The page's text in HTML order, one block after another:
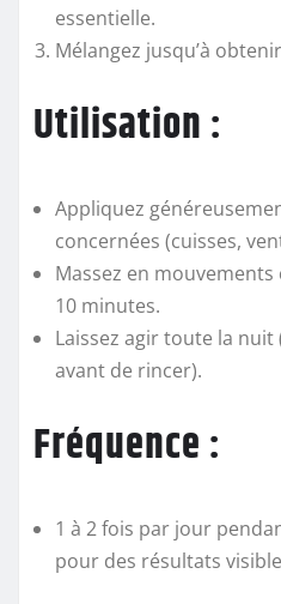
essentielle.
Mélangez jusqu’à
Utilisation :
Appliquez
concernées (cuisses,
Massez en
10 minutes.
Laissez agir toute la
avant de rincer).
Fréquence :
1 à 2 fois par jour
pour des résultats